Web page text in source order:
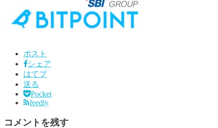
ポスト
シェア
はてブ
送る
Pocket
feedly
コメントを残す